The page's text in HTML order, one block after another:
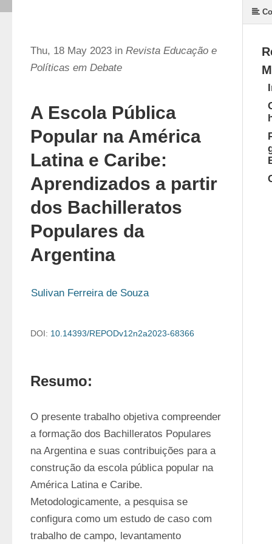
Thu, 18 May 2023 in Revista Educação e
Políticas em Debate
A Escola Pública
Popular na América
Latina e Caribe:
Aprendizados a partir
dos Bachilleratos
Populares da
Argentina
Sulivan Ferreira de Souza
DOI: 10.14393/REPODv12n2a2023-68366
Resumo:
O presente trabalho objetiva compreender
a formação dos Bachilleratos Populares
na Argentina e suas contribuições para a
construção da escola pública popular na
América Latina e Caribe.
Metodologicamente, a pesquisa se
configura como um estudo de caso com
trabalho de campo, levantamento